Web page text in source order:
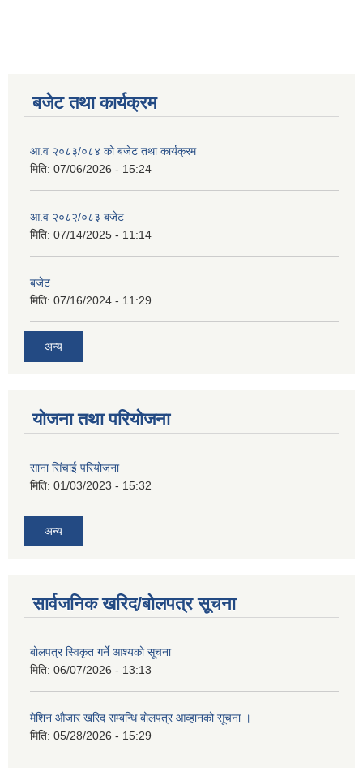
बजेट तथा कार्यक्रम
आ.व २०८३/०८४ को बजेट तथा कार्यक्रम
मिति: 07/06/2026 - 15:24
आ.व २०८२/०८३ बजेट
मिति: 07/14/2025 - 11:14
बजेट
मिति: 07/16/2024 - 11:29
अन्य
योजना तथा परियोजना
साना सिंचाई परियोजना
मिति: 01/03/2023 - 15:32
अन्य
सार्वजनिक खरिद/बोलपत्र सूचना
बोलपत्र स्विकृत गर्ने आश्यको सूचना
मिति: 06/07/2026 - 13:13
मेशिन औजार खरिद सम्बन्धि बोलपत्र आव्हानको सूचना ।
मिति: 05/28/2026 - 15:29